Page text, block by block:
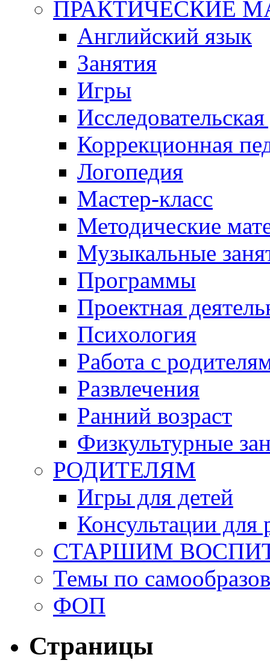
ПРАКТИЧЕСКИЕ
Английский язык
Занятия
Игры
Коррекционная
Логопедия
Мастер-класс
Методические
Музыкальные
Программы
Проектная
Психология
Работа с
Развлечения
Ранний возраст
Физкультурные
РОДИТЕЛЯМ
Игры для детей
Консультации для
СТАРШИМ
Темы по
ФОП
Страницы